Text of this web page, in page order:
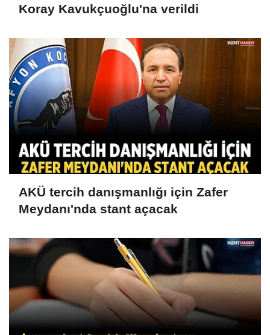
Koray Kavukçuoğlu'na verildi
AKÜ tercih danışmanlığı için Zafer
Meydanı'nda stant açacak